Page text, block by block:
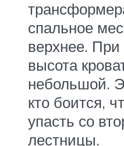
спальное
верхнее. При
высота
небольшой.
кто боится,
упасть со
лестницы.